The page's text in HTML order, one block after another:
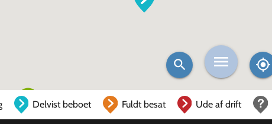
Delvist beboet Fuldt besat Ude af drift